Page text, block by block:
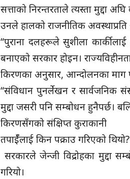
सत्ताको निरन्तरताले त्यस्ता मुद्दा
उनले हालको राजनीतिक
“पुराना दलहरूले सुशीला
बनाएको सरकार होइन।
किरणका अनुसार, आन्दोलनका माग
“संविधान पुनर्लेखन र सार्वजनिक
मुद्दा जसरी पनि सम्बोधन हुनैपर्छ।
किरणसँगको संक्षिप्त कुराकानी
तपाईँलाई किन पक्राउ गरिएको थियो?
सरकारले जेन्जी विद्रोहका मुद्दा
गरियो।